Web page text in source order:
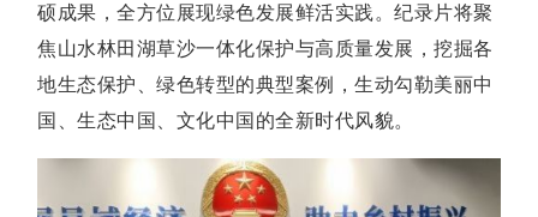
硕成果，全方位展现绿色发展鲜活实践。纪录片将聚
焦山水林田湖草沙一体化保护与高质量发展，挖掘各
地生态保护、绿色转型的典型案例，生动勾勒美丽中
国、生态中国、文化中国的全新时代风貌。